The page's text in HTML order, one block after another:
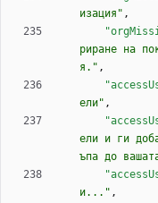
изация" ,
риране на
я." ,
ели" ,
ели и ги
ъпа до
и..." ,